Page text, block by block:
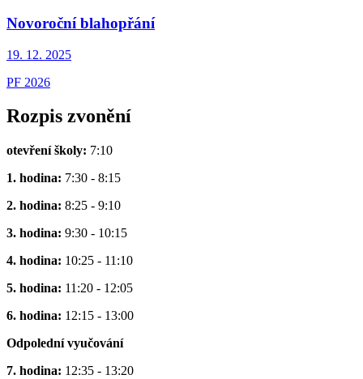
Novoroční blahopřání
19. 12. 2025
PF 2026
Rozpis zvonění
otevření školy: 7:10
1. hodina: 7:30 - 8:15
2. hodina: 8:25 - 9:10
3. hodina: 9:30 - 10:15
4. hodina: 10:25 - 11:10
5. hodina: 11:20 - 12:05
6. hodina: 12:15 - 13:00
Odpolední vyučování
7. hodina: 12:35 - 13:20